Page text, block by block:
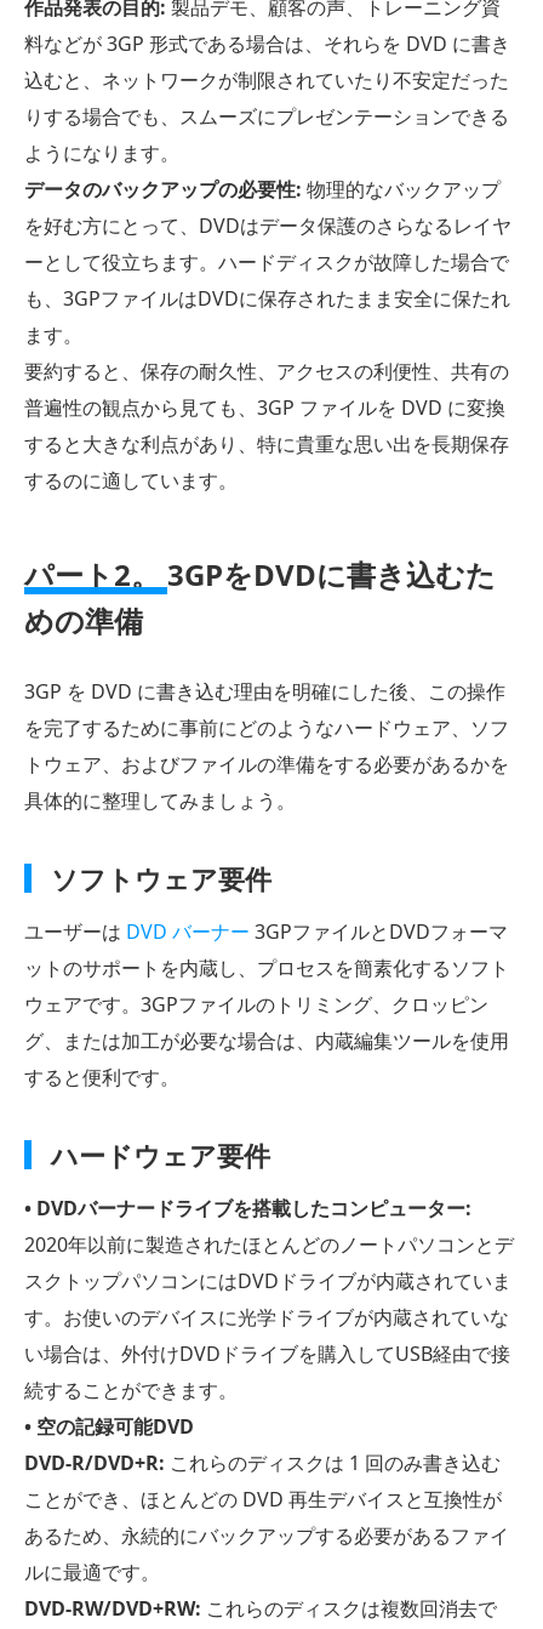
作品発表の目的: 製品デモ、顧客の声、トレーニング資
料などが 3GP 形式である場合は、それらを DVD に書き
込むと、ネットワークが制限されていたり不安定だった
りする場合でも、スムーズにプレゼンテーションできる
ようになります。
データのバックアップの必要性: 物理的なバックアップ
を好む方にとって、DVDはデータ保護のさらなるレイヤ
ーとして役立ちます。ハードディスクが故障した場合で
も、3GPファイルはDVDに保存されたまま安全に保たれ
ます。
要約すると、保存の耐久性、アクセスの利便性、共有の
普遍性の観点から見ても、3GP ファイルを DVD に変換
すると大きな利点があり、特に貴重な思い出を長期保存
するのに適しています。
パート2。 3GPをDVDに書き込むた
めの準備
3GP を DVD に書き込む理由を明確にした後、この操作
を完了するために事前にどのようなハードウェア、ソフ
トウェア、およびファイルの準備をする必要があるかを
具体的に整理してみましょう。
ソフトウェア要件
ユーザーは DVD バーナー 3GPファイルとDVDフォーマ
ットのサポートを内蔵し、プロセスを簡素化するソフト
ウェアです。3GPファイルのトリミング、クロッピン
グ、または加工が必要な場合は、内蔵編集ツールを使用
すると便利です。
ハードウェア要件
• DVDバーナードライブを搭載したコンピューター:
2020年以前に製造されたほとんどのノートパソコンとデ
スクトップパソコンにはDVDドライブが内蔵されていま
す。お使いのデバイスに光学ドライブが内蔵されていな
い場合は、外付けDVDドライブを購入してUSB経由で接
続することができます。
• 空の記録可能DVD
DVD-R/DVD+R: これらのディスクは 1 回のみ書き込む
ことができ、ほとんどの DVD 再生デバイスと互換性が
あるため、永続的にバックアップする必要があるファイ
ルに最適です。
DVD-RW/DVD+RW: これらのディスクは複数回消去で